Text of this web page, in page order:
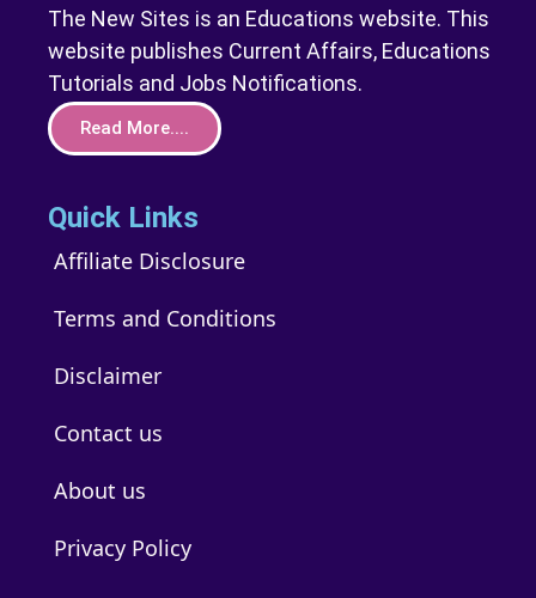
The New Sites is an Educations website. This
website publishes Current Affairs, Educations
Tutorials and Jobs Notifications.
Read More....
Quick Links
Affiliate Disclosure
Terms and Conditions
Disclaimer
Contact us
About us
Privacy Policy